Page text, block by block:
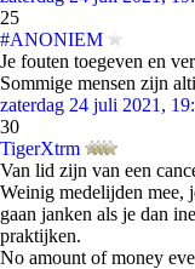
25
#ANONIEM
Je fouten toegeven en
Sommige mensen zijn
zaterdag 24 juli 2021,
30
TigerXtrm
Van lid zijn van een
Weinig medelijden mee,
gaan janken als je dan
praktijken.
No amount of money